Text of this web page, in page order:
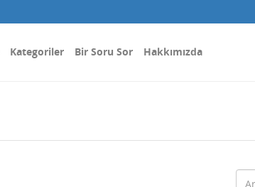
Kategoriler Bir Soru Sor Hakkımızda